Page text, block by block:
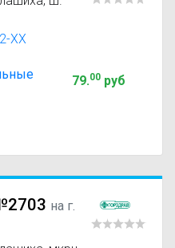
XX
79.00руб
на г.